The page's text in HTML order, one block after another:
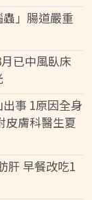
」腸道嚴重
已中風臥床
事 1原因全身
皮膚科醫生夏
肝 早餐改吃1